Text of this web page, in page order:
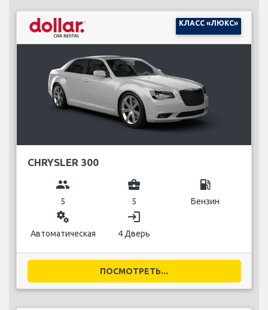
КЛАСС «ЛЮКС»
CHRYSLER 300
group
5
business_center
5
local_gas_station
Бензин
miscellaneous_services
Автоматическая
login
4 Дверь
ПОСМОТРЕТЬ...